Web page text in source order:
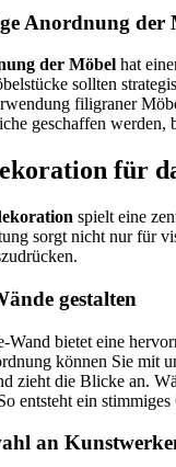
Anordnung der
der Möbel hat
sollten
filigraner
geschaffen
für
spielt eine
sorgt nicht nur für
gestalten
Wand bietet eine
können Sie mit
zieht die Blicke an.
entsteht ein
an